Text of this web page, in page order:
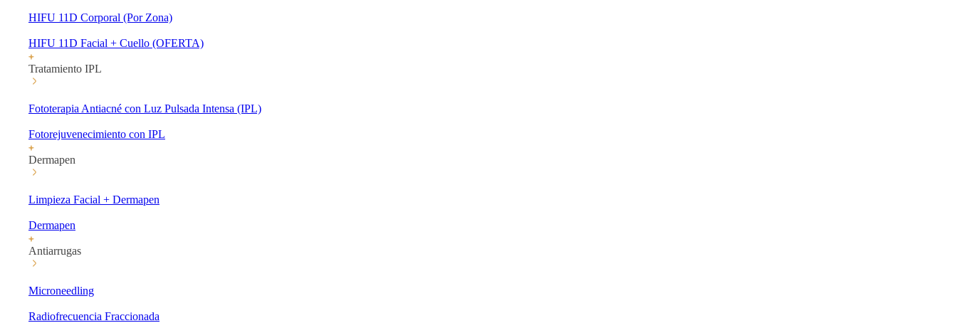
HIFU 11D Corporal (Por Zona)
HIFU 11D Facial + Cuello (OFERTA)
Tratamiento IPL
Fototerapia Antiacné con Luz Pulsada Intensa (IPL)
Fotorejuvenecimiento con IPL
Dermapen
Limpieza Facial + Dermapen
Dermapen
Antiarrugas
Microneedling
Radiofrecuencia Fraccionada